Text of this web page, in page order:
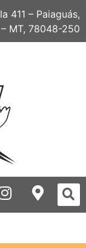
411 – Paiaguás,
MT, 78048-250